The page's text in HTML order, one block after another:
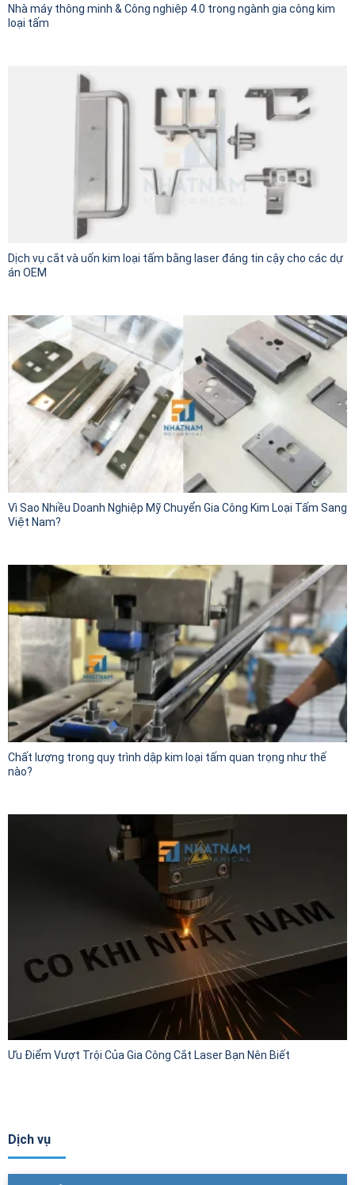
Nhà máy thông minh & Công nghiệp 4.0 trong ngành gia công kim
loại tấm
Dịch vụ cắt và uốn kim loại tấm bằng laser đáng tin cậy cho các dự
án OEM
Vì Sao Nhiều Doanh Nghiệp Mỹ Chuyển Gia Công Kim Loại Tấm Sang
Việt Nam?
Chất lượng trong quy trình dập kim loại tấm quan trọng như thế
nào?
Ưu Điểm Vượt Trội Của Gia Công Cắt Laser Bạn Nên Biết
Dịch vụ